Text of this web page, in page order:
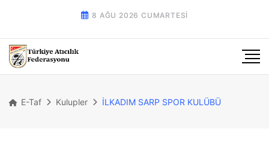
8 AĞU 2026 CUMARTESI
E-Taf Kulupler İLKADIM SARP SPOR KULÜBÜ